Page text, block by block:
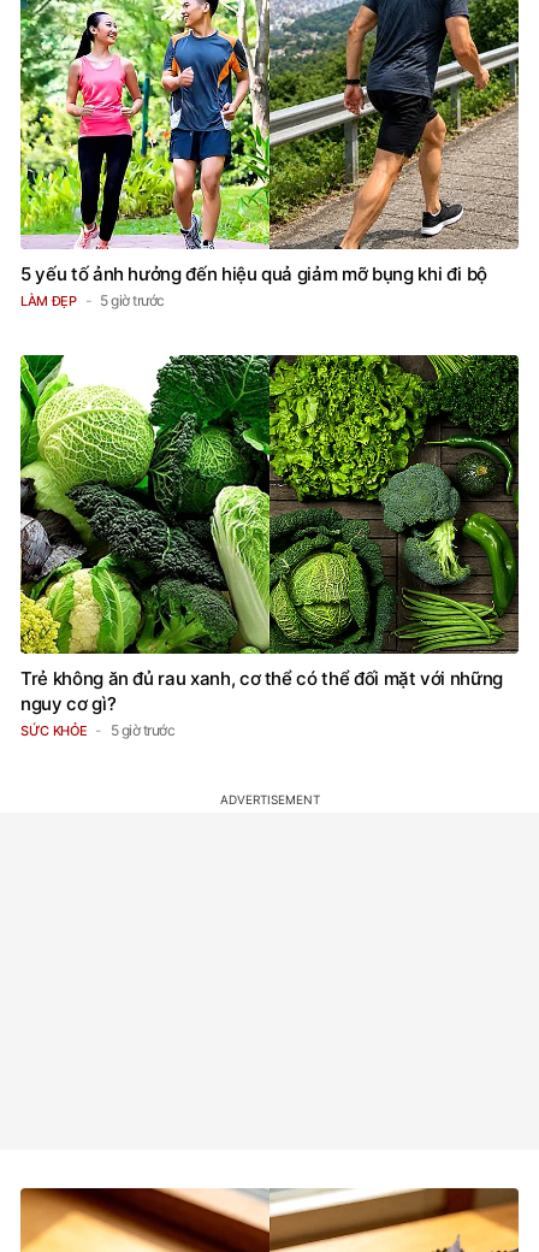
5 yếu tố ảnh hưởng đến hiệu quả giảm mỡ bụng khi đi bộ
LÀM ĐẸP 5 giờ trước
Trẻ không ăn đủ rau xanh, cơ thể có thể đối mặt với những
nguy cơ gì?
SỨC KHỎE 5 giờ trước